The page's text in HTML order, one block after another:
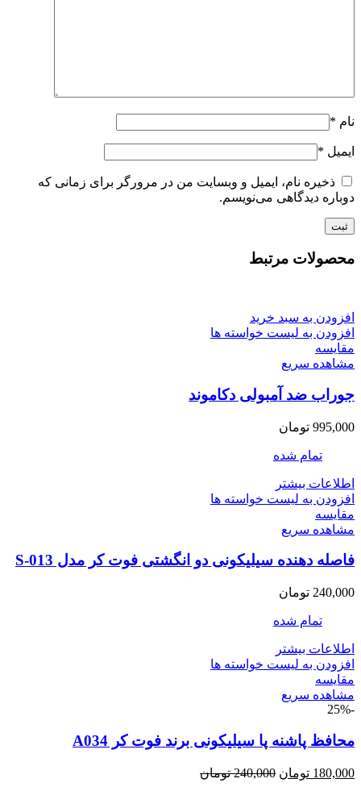
نام *
ایمیل *
ذخیره نام، ایمیل و وبسایت من در مرورگر برای زمانی که
دوباره دیدگاهی می‌نویسم.
محصولات مرتبط
افزودن به سبد خرید
افزودن به لیست خواسته ها
مقایسه
مشاهده سریع
جوراب ضد آمبولی دکاموند
995,000 تومان
تمام شده
اطلاعات بیشتر
افزودن به لیست خواسته ها
مقایسه
مشاهده سریع
فاصله دهنده سیلیکونی دو انگشتی فوت کر مدل S-013
240,000 تومان
تمام شده
اطلاعات بیشتر
افزودن به لیست خواسته ها
مقایسه
مشاهده سریع
-25%
محافظ پاشنه پا سیلیکونی برند فوت کر A034
180,000 تومان 240,000 تومان